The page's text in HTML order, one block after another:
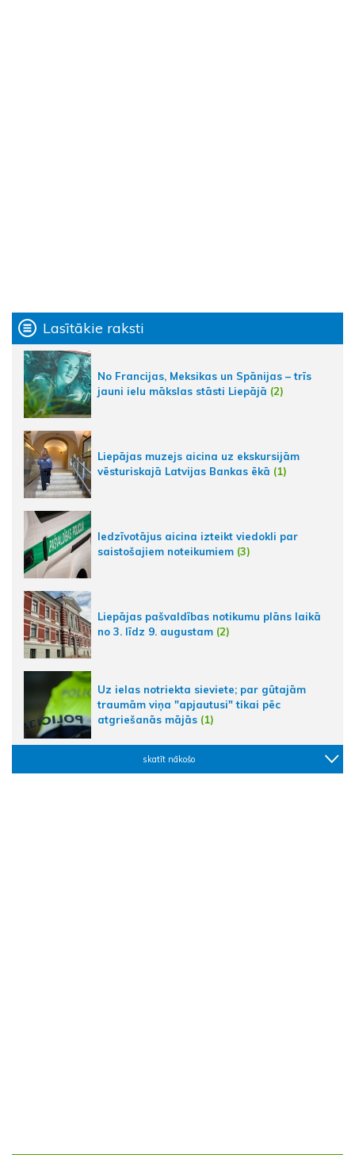
Lasītākie raksti
No Francijas, Meksikas un Spānijas – trīs
jauni ielu mākslas stāsti Liepājā (2)
Liepājas muzejs aicina uz ekskursijām
vēsturiskajā Latvijas Bankas ēkā (1)
Iedzīvotājus aicina izteikt viedokli par
saistošajiem noteikumiem (3)
Liepājas pašvaldības notikumu plāns laikā
no 3. līdz 9. augustam (2)
Uz ielas notriekta sieviete; par gūtajām
traumām viņa "apjautusi" tikai pēc
atgriešanās mājās (1)
skatīt nākošo